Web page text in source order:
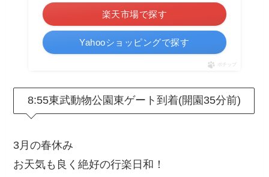
楽天市場で探す
Yahooショッピングで探す
ポチップ
8:55東武動物公園東ゲート到着(開園35分前)
3月の春休み
お天気も良く絶好の行楽日和！